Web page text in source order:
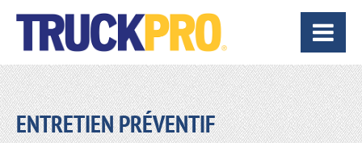
ENTRETIEN PRÉVENTIF